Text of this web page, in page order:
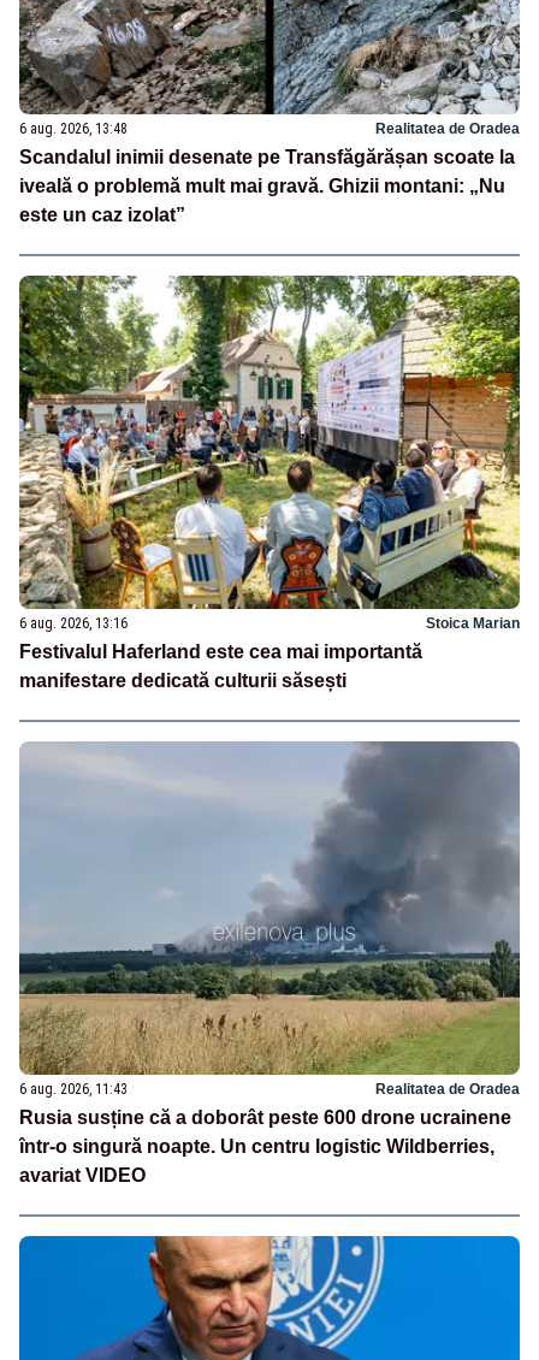
6 aug. 2026, 13:48 Realitatea de Oradea
Scandalul inimii desenate pe Transfăgărășan scoate la
iveală o problemă mult mai gravă. Ghizii montani: „Nu
este un caz izolat”
6 aug. 2026, 13:16 Stoica Marian
Festivalul Haferland este cea mai importantă
manifestare dedicată culturii săsești
6 aug. 2026, 11:43 Realitatea de Oradea
Rusia susține că a doborât peste 600 drone ucrainene
într-o singură noapte. Un centru logistic Wildberries,
avariat VIDEO